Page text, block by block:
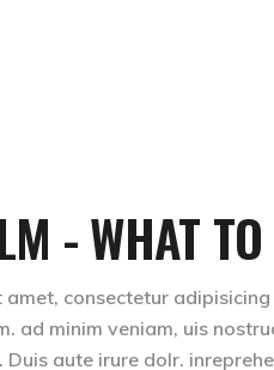
- WHAT TO
amet, consectetur
ad minim veniam, uis
Duis aute irure dolr.